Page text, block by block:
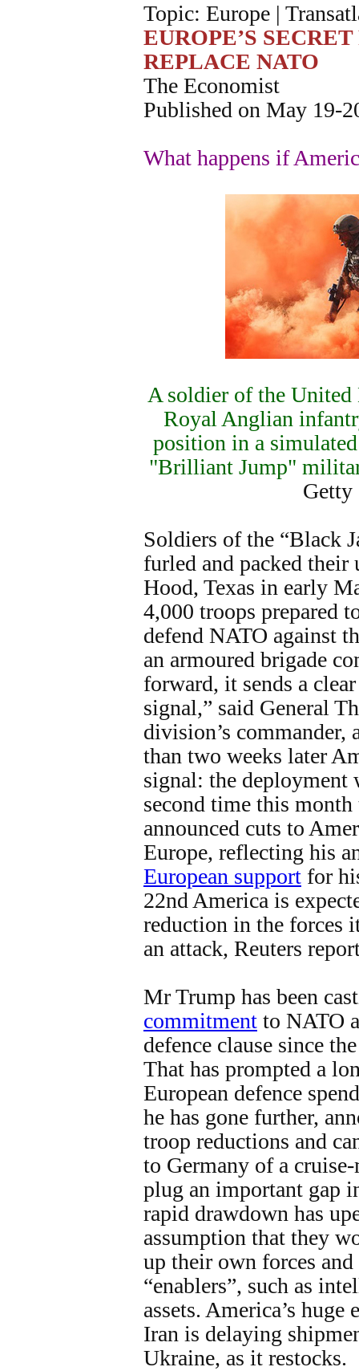
Topic: Europe |
EUROPE’S
REPLACE NATO
The Economist
Published on May 19-
What happens if
A soldier of the
Royal Anglian
position in a
"Brilliant Jump"
Getty
Soldiers of the “Black
furled and packed their
Hood, Texas in early
4,000 troops prepared
defend NATO against
an armoured brigade
forward, it sends a
signal,” said General
division’s commander,
than two weeks later
signal: the deployment
second time this
announced cuts to
Europe, reflecting his
European support for
22nd America is
reduction in the forces
an attack, Reuters
Mr Trump has been
commitment to NATO
defence clause since
That has prompted a
European defence
he has gone further,
troop reductions and
to Germany of a
plug an important gap
rapid drawdown has
assumption that they
up their own forces
“enablers”, such as
assets. America’s
Iran is delaying
Ukraine, as it restocks.